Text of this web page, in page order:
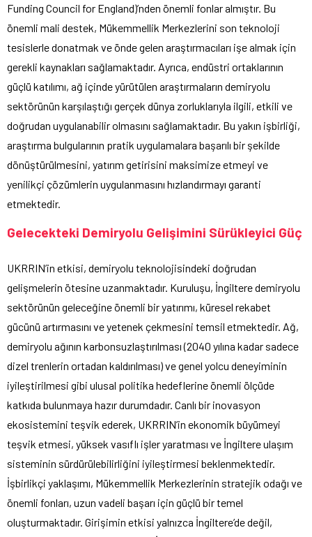
Funding Council for England)’nden önemli fonlar almıştır. Bu
önemli mali destek, Mükemmellik Merkezlerini son teknoloji
tesislerle donatmak ve önde gelen araştırmacıları işe almak için
gerekli kaynakları sağlamaktadır. Ayrıca, endüstri ortaklarının
güçlü katılımı, ağ içinde yürütülen araştırmaların demiryolu
sektörünün karşılaştığı gerçek dünya zorluklarıyla ilgili, etkili ve
doğrudan uygulanabilir olmasını sağlamaktadır. Bu yakın işbirliği,
araştırma bulgularının pratik uygulamalara başarılı bir şekilde
dönüştürülmesini, yatırım getirisini maksimize etmeyi ve
yenilikçi çözümlerin uygulanmasını hızlandırmayı garanti
etmektedir.
Gelecekteki Demiryolu Gelişimini Sürükleyici Güç
UKRRIN’in etkisi, demiryolu teknolojisindeki doğrudan
gelişmelerin ötesine uzanmaktadır. Kuruluşu, İngiltere demiryolu
sektörünün geleceğine önemli bir yatırımı, küresel rekabet
gücünü artırmasını ve yetenek çekmesini temsil etmektedir. Ağ,
demiryolu ağının karbonsuzlaştırılması (2040 yılına kadar sadece
dizel trenlerin ortadan kaldırılması) ve genel yolcu deneyiminin
iyileştirilmesi gibi ulusal politika hedeflerine önemli ölçüde
katkıda bulunmaya hazır durumdadır. Canlı bir inovasyon
ekosistemini teşvik ederek, UKRRIN’in ekonomik büyümeyi
teşvik etmesi, yüksek vasıflı işler yaratması ve İngiltere ulaşım
sisteminin sürdürülebilirliğini iyileştirmesi beklenmektedir.
İşbirlikçi yaklaşımı, Mükemmellik Merkezlerinin stratejik odağı ve
önemli fonları, uzun vadeli başarı için güçlü bir temel
oluşturmaktadır. Girişimin etkisi yalnızca İngiltere’de değil,